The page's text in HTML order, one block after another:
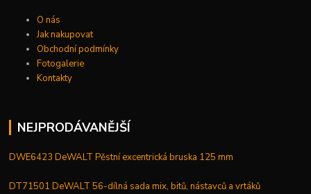
O nás
Jak nakupovat
Obchodní podmínky
Fotogalerie
Kontakty
NEJPRODÁVANĚJŠÍ
DWE6423 DeWALT Pěstní excentrická bruska 125 mm
DT71501 DeWALT 56-dílná sada mix, bitů, nástavců a vrtáků